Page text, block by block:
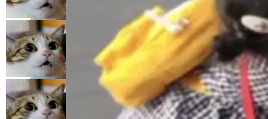
数字电视技术方向的博士生，长期从事视频、音
频技...
超出原定预算 860%。 更令人意外的是，该项目
最终并未成功落地，而高额算力消耗持续运行长
达 5 个月，公司直到财务对账时才察觉异常。这
意味着一个无人看管的 AI 程序，在近半年时间
里日夜不停地"烧钱"。 复盘显示，...
2027 年就能追上美国前沿实验室的水平。 Dela
ngue 把原因归结为一件事：开放协作。中国的
AI 开发者在一个共享和协作的生态里加速迭代，
而美国模型厂商在"闭门造车"。他的原话是 "buil
ding in silos"——各自为战，互不通气。 这个判
断从他嘴里说出来分量不同。Hugging Face 是
全球最大的开源 AI 平台，上面跑着上百万个模
型。谁在开源赛道上领先，...
统，开发者工具必须开源
五年前，David Crawshaw 问过很多软件工程师
一个问题：你写过什么给自己用的程序？答案几
乎都是没有。工程师们整天用别人写的程序写程
序给别人用。偶尔有人自己写个博客系统、智能
家居控制、家庭实验室，都算稀奇事。 Crawsh
aw 是 Shelley 的作者，一个开源 AI coding age
nt。他最近在博客上写了一篇文章，核心论点很
简单：开发者工具必须开源。 理由不是传统的自
局
DeepSeek Harness 宣布内测邀请，全
网最大规模开源 Agent 路演现场诞生
一条内测招募帖，发出去的时候大概没人想到它
会变成一场开源 Agent 生态的路演。 8月1日，
DeepSeek Harness 团队负责人崔添翼（tiany
i）在 X 上发帖： 「如果你是 Agent Harness 相
局
商汤 SenseNova U1.5-Lite-Preview